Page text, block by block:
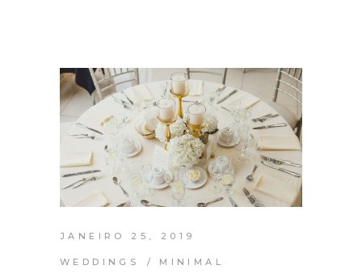
JANEIRO 25, 2019
WEDDINGS MINIMAL